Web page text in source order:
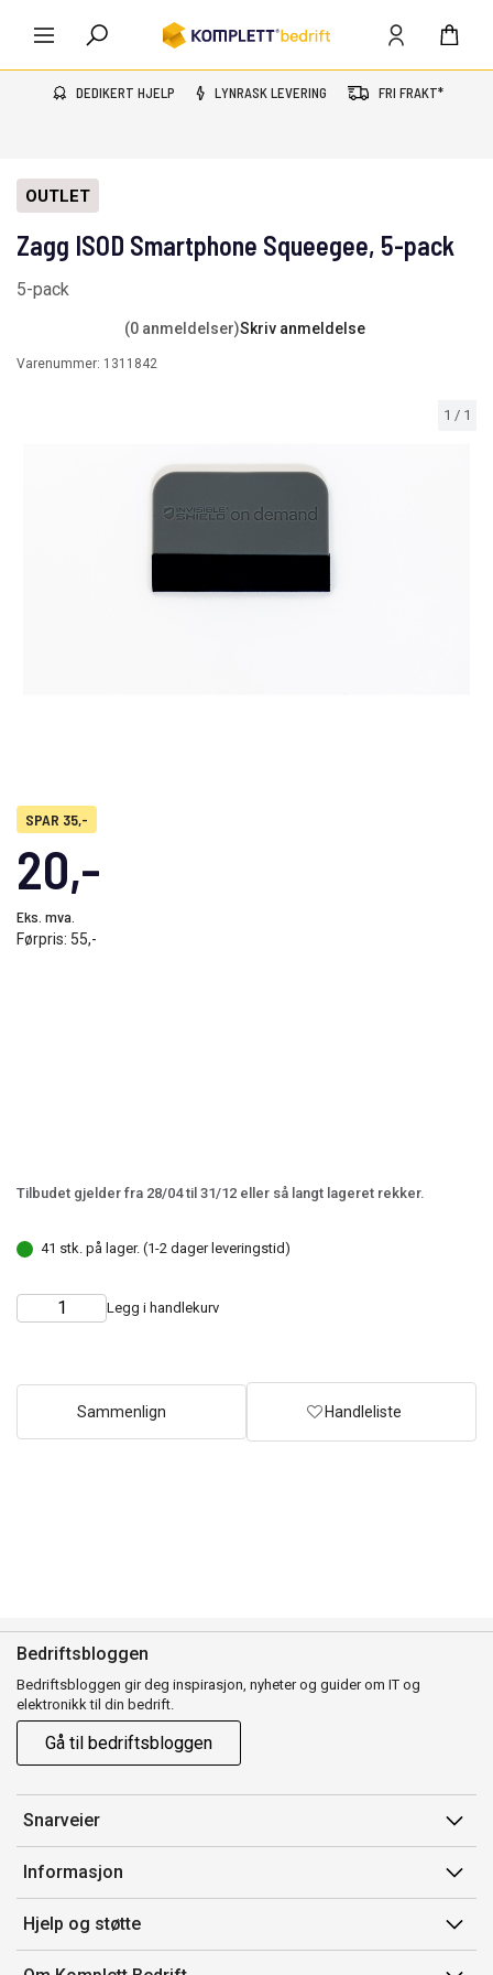
DEDIKERT HJELP LYNRASK LEVERING FRI FRAKT*
1 / 1
OUTLET
Zagg ISOD Smartphone Squeegee, 5-pack
5-pack
(0 anmeldelser)Skriv anmeldelse
Varenummer: 1311842
SPAR 35,-
20,-
Eks. mva.
Førpris: 55,-
Tilbudet gjelder fra 28/04 til 31/12 eller så langt lageret rekker.
41 stk. på lager. (1-2 dager leveringstid)
Choose
Quantity Legg i handlekurv
Sammenlign Handleliste
Bedriftsbloggen
Bedriftsbloggen gir deg inspirasjon, nyheter og guider om IT og
elektronikk til din bedrift.
Gå til bedriftsbloggen
Snarveier
Min side
Ordreoversikt
Mine produkter
Informasjon
Salgsbetingelser
Avtalevilkår for Komplett Bedrift Pluss
Hjelp og støtte
Kontakt oss